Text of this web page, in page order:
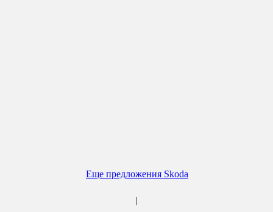
Еще предложения Skoda
|